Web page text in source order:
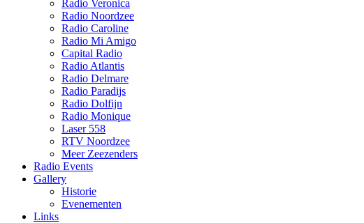
Radio Veronica
Radio Noordzee
Radio Caroline
Radio Mi Amigo
Capital Radio
Radio Atlantis
Radio Delmare
Radio Paradijs
Radio Dolfijn
Radio Monique
Laser 558
RTV Noordzee
Meer Zeezenders
Radio Events
Gallery
Historie
Evenementen
Links